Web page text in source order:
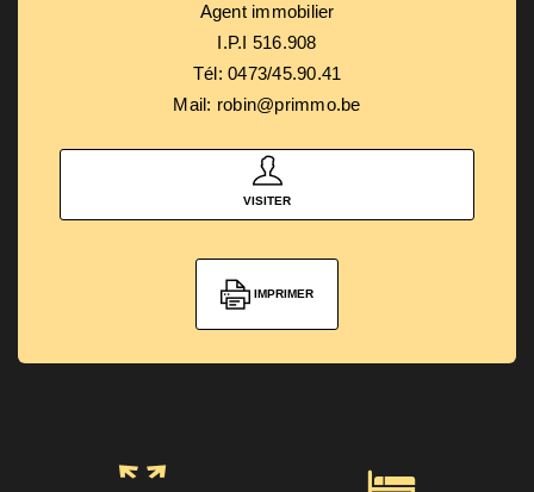
Agent immobilier
I.P.I 516.908
Tél: 0473/45.90.41
Mail: robin@primmo.be
VISITER
IMPRIMER